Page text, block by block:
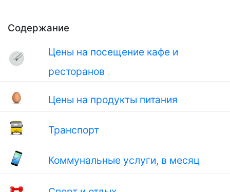
Содержание
Цены на посещение кафе и
ресторанов
Цены на продукты питания
Транспорт
Коммунальные услуги, в месяц